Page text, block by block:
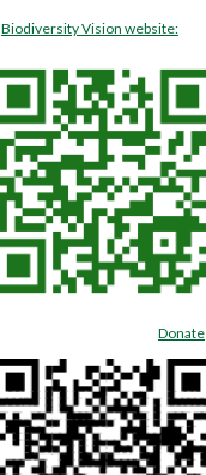
Biodiversity Vision website:
Donate